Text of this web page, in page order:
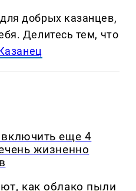
добрых казанцев,
Делитеcь тем, что
еще 4
жизненно
как облако пыли